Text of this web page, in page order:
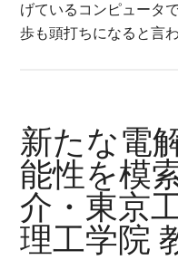
げているコンピュータ
歩も頭打ちになると言
新たな電
能性を模
介・東京
理工学院